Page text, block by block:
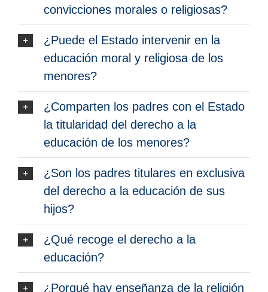
convicciones morales o religiosas?
¿Puede el Estado intervenir en la
educación moral y religiosa de los
menores?
¿Comparten los padres con el Estado
la titularidad del derecho a la
educación de los menores?
¿Son los padres titulares en exclusiva
del derecho a la educación de sus
hijos?
¿Qué recoge el derecho a la
educación?
¿Porqué hay enseñanza de la religión